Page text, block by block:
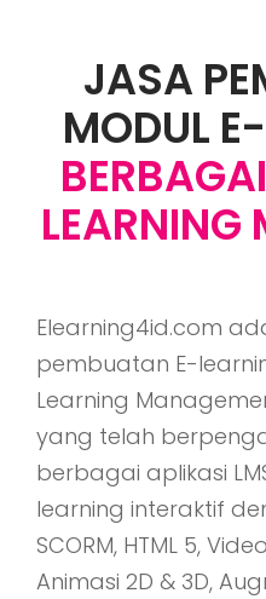
JASA
MODUL
LEARNING
Elearning4id.com
pembuatan E-
Learning
yang telah
berbagai aplikasi
learning interaktif
SCORM, HTML 5,
Animasi 2D & 3D,